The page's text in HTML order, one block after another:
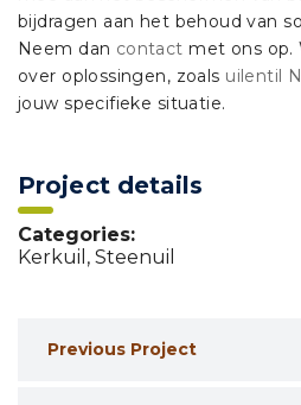
bijdragen aan het behoud van
Neem dan contact met ons op.
over oplossingen, zoals uilentil
jouw specifieke situatie.
Project details
Categories:
Kerkuil , Steenuil
Previous Project